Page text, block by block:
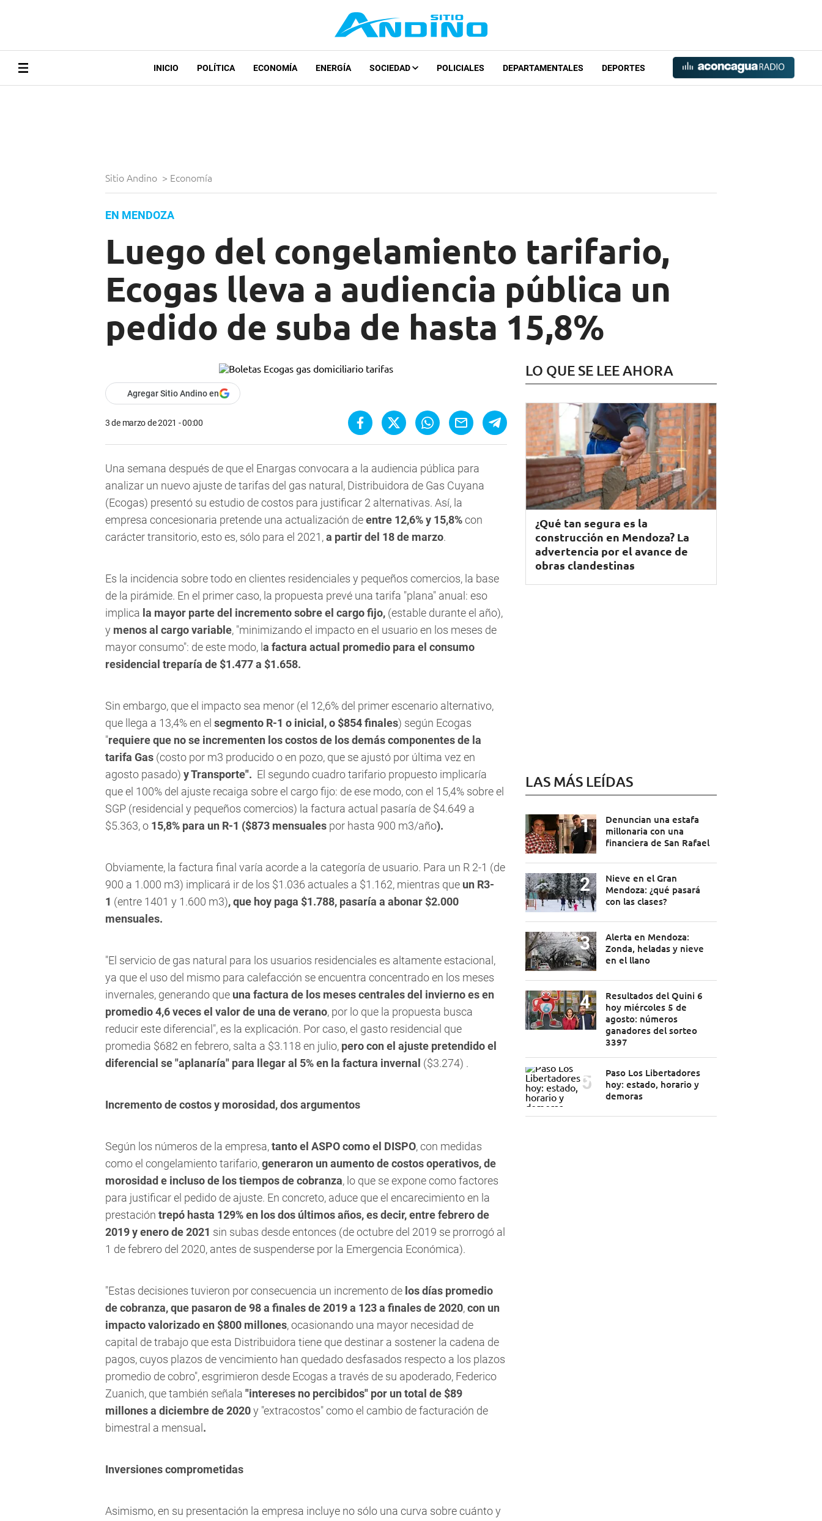
INICIO POLÍTICA ECONOMÍA ENERGÍA SOCIEDAD POLICIALES DEPARTAMENTALES DEPORTES
Sitio Andino > Economía
EN MENDOZA
Luego del congelamiento tarifario,
Ecogas lleva a audiencia pública un
pedido de suba de hasta 15,8%
Agregar Sitio Andino en
3 de marzo de 2021 - 00:00
Una semana después de que el Enargas convocara a la audiencia pública para
analizar un nuevo ajuste de tarifas del gas natural, Distribuidora de Gas Cuyana
(Ecogas) presentó su estudio de costos para justificar 2 alternativas. Así, la
empresa concesionaria pretende una actualización deentre 12,6% y 15,8%con
carácter transitorio, esto es, sólo para el 2021,a partir del 18 de marzo.
Es la incidencia sobre todo en clientes residenciales y pequeños comercios, la base
de la pirámide. En el primer caso, la propuesta prevé una tarifa "plana" anual: eso
implica la mayor parte del incremento sobre el cargo fijo, (estable durante el año),
y menos al cargo variable, "minimizando el impacto en el usuario en los meses de
mayor consumo": de este modo, l a factura actual promedio para el consumo
residencial treparía de $1.477 a $1.658.
Sin embargo, que el impacto sea menor (el 12,6% del primer escenario alternativo,
que llega a 13,4% en el segmento R-1 o inicial, o $854 finales) según Ecogas
"requiere que no se incrementen los costos de los demás componentes de la
tarifa Gas (costo por m3 producido o en pozo, que se ajustó por última vez en
agosto pasado) y Transporte". El segundo cuadro tarifario propuesto implicaría
que el 100% del ajuste recaiga sobre el cargo fijo: de ese modo, con el 15,4% sobre el
SGP (residencial y pequeños comercios) la factura actual pasaría de $4.649 a
$5.363, o 15,8% para un R-1 ($873 mensuales por hasta 900 m3/año).
Obviamente, la factura final varía acorde a la categoría de usuario. Para un R 2-1 (de
900 a 1.000 m3) implicará ir de los $1.036 actuales a $1.162, mientras que un R3-
1 (entre 1401 y 1.600 m3), que hoy paga $1.788, pasaría a abonar $2.000
mensuales.
"El servicio de gas natural para los usuarios residenciales es altamente estacional,
ya que el uso del mismo para calefacción se encuentra concentrado en los meses
invernales, generando que una factura de los meses centrales del invierno es en
promedio 4,6 veces el valor de una de verano, por lo que la propuesta busca
reducir este diferencial", es la explicación. Por caso, el gasto residencial que
promedia $682 en febrero, salta a $3.118 en julio, pero con el ajuste pretendido el
diferencial se "aplanaría" para llegar al 5% en la factura invernal ($3.274) .
Incremento de costos y morosidad, dos argumentos
Según los números de la empresa,tanto el ASPO como el DISPO, con medidas
como el congelamiento tarifario,generaron un aumento de costos operativos, de
morosidad e incluso de los tiempos de cobranza, lo que se expone como factores
para justificar el pedido de ajuste. En concreto, aduce que el encarecimiento en la
prestación trepó hasta 129% en los dos últimos años, es decir, entre febrero de
2019 y enero de 2021 sin subas desde entonces (de octubre del 2019 se prorrogó al
1 de febrero del 2020, antes de suspenderse por la Emergencia Económica).
"Estas decisiones tuvieron por consecuencia un incremento de los días promedio
de cobranza, que pasaron de 98 a finales de 2019 a 123 a finales de 2020,con un
impacto valorizado en $800 millones, ocasionando una mayor necesidad de
capital de trabajo que esta Distribuidora tiene que destinar a sostener la cadena de
pagos, cuyos plazos de vencimiento han quedado desfasados respecto a los plazos
promedio de cobro", esgrimieron desde Ecogas a través de su apoderado, Federico
Zuanich, que también señala "intereses no percibidos" por un total de $89
millones a diciembre de 2020y "extracostos" como el cambio de facturación de
bimestral a mensual .
Inversiones comprometidas
Asimismo, en su presentación la empresa incluye no sólo una curva sobre cuánto y
LO QUE SE LEE AHORA
¿Qué tan segura es la
construcción en Mendoza? La
advertencia por el avance de
obras clandestinas
LAS MÁS LEÍDAS
Denuncian una estafa
millonaria con una
financiera de San Rafael
Nieve en el Gran
Mendoza: ¿qué pasará
con las clases?
Alerta en Mendoza:
Zonda, heladas y nieve
en el llano
Resultados del Quini 6
hoy miércoles 5 de
agosto: números
ganadores del sorteo
3397
Paso Los Libertadores
hoy: estado, horario y
demoras